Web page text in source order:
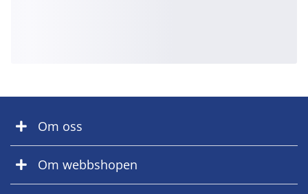
Om oss
Om webbshopen